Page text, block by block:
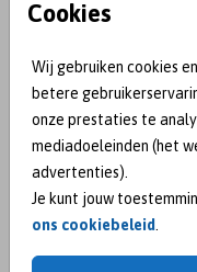
Cookies
Wij gebruiken cookies
betere
onze prestaties te
mediadoeleinden (het
advertenties).
Je kunt jouw
ons cookiebeleid
BEKEND VAN: